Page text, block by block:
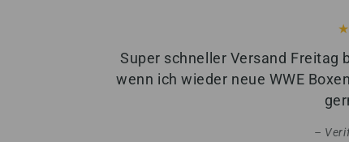
Super schneller Versand Freitag
wenn ich wieder neue WWE